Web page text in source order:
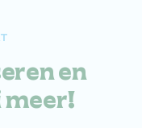
en
meer!